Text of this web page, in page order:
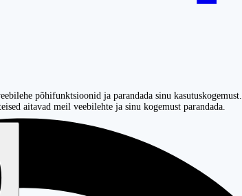
põhifunktsioonid ja parandada sinu kasutuskogemust.
aitavad meil veebilehte ja sinu kogemust parandada.